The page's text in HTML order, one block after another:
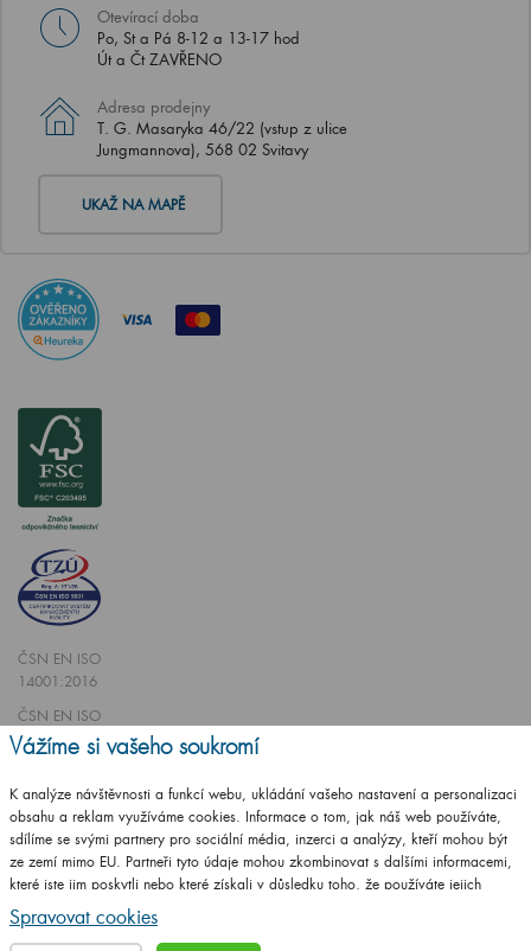
Otevírací doba
Po, St a Pá 8-12 a 13-17 hod
Út a Čt ZAVŘENO
Adresa prodejny
T. G. Masaryka 46/22 (vstup z ulice
Jungmannova), 568 02 Svitavy
UKAŽ NA MAPĚ
ČSN EN ISO
14001:2016
ČSN EN ISO
9001:2016
Vytvořilo studio CZECHGROUP.cz
© 2009 - 2025 Koupelnový nábytek Dřevojas v. d.,
Vážíme si vašeho soukromí
K analýze návštěvnosti a funkcí webu, ukládání vašeho nastavení a personalizaci
obsahu a reklam využíváme cookies. Informace o tom, jak náš web používáte,
sdílíme se svými partnery pro sociální média, inzerci a analýzy, kteří mohou být
ze zemí mimo EU. Partneři tyto údaje mohou zkombinovat s dalšími informacemi,
které jste jim poskytli nebo které získali v důsledku toho, že používáte jejich
služby.
Podrobné informace
Spravovat cookies